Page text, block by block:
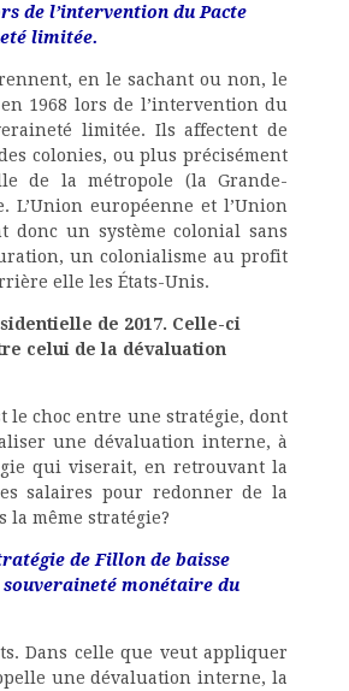
de l’intervention du Pacte
limitée.
en le sachant ou non, le
1968 lors de l’intervention du
limitée. Ils affectent de
colonies, ou plus précisément
de la métropole (la Grande-
L’Union européenne et l’Union
donc un système colonial sans
un colonialisme au profit
elle les États-Unis.
de 2017. Celle-ci
celui de la dévaluation
le choc entre une stratégie, dont
une dévaluation interne, à
qui viserait, en retrouvant la
salaires pour redonner de la
la même stratégie?
de Fillon de baisse
monétaire du
Dans celle que veut appliquer
une dévaluation interne, la